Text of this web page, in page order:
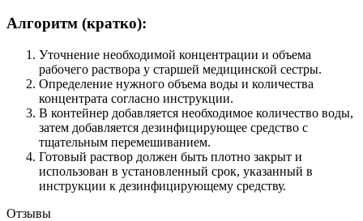
Алгоритм (кратко):
Уточнение необходимой концентрации и объема
рабочего раствора у старшей медицинской сестры.
Определение нужного объема воды и количества
концентрата согласно инструкции.
В контейнер добавляется необходимое количество воды,
затем добавляется дезинфицирующее средство с
тщательным перемешиванием.
Готовый раствор должен быть плотно закрыт и
использован в установленный срок, указанный в
инструкции к дезинфицирующему средству.
Отзывы